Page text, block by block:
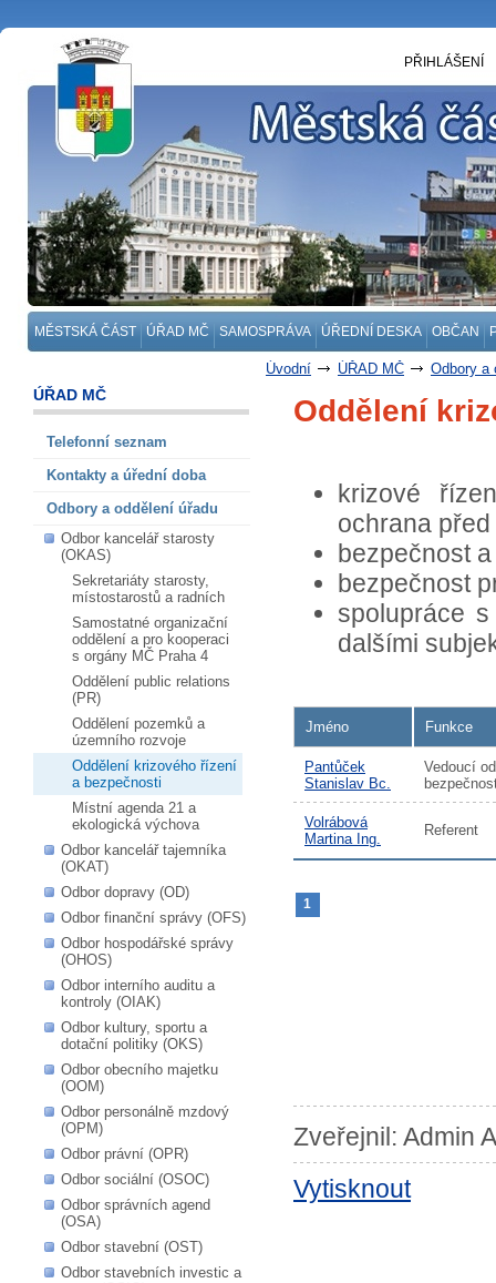
MĚSTSKÁ ČÁST ÚŘAD MČ SAMOSPRÁVA ÚŘEDNÍ DESKA OBČAN
PŘIHLÁŠENÍ
Úvodní ÚŘAD MČ
Odbory a
ÚŘAD MČ
Telefonní seznam
Kontakty a úřední doba
Odbory a oddělení úřadu
Odbor kancelář starosty
(OKAS)
Sekretariáty starosty,
místostarostů a radních
Samostatné organizační
oddělení a pro kooperaci
s orgány MČ Praha 4
Oddělení public relations
(PR)
Oddělení pozemků a
územního rozvoje
Oddělení krizového řízení
a bezpečnosti
Místní agenda 21 a
ekologická výchova
Odbor kancelář tajemníka
(OKAT)
Odbor dopravy (OD)
Odbor finanční správy (OFS)
Odbor hospodářské správy
(OHOS)
Odbor interního auditu a
kontroly (OIAK)
Odbor kultury, sportu a
dotační politiky (OKS)
Odbor obecního majetku
(OOM)
Odbor personálně mzdový
(OPM)
Odbor právní (OPR)
Odbor sociální (OSOC)
Odbor správních agend
(OSA)
Odbor stavební (OST)
Odbor stavebních investic a
Oddělení
krizové
ochrana
bezpečnost
bezpečnost
spolupráce
dalšími
Jméno Funkce
Pantůček
Stanislav Bc.
Vedoucí
Volrábová
Martina Ing.
Referent
1
Zveřejnil: Admin
Vytisknout